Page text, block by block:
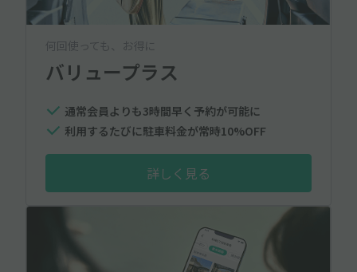
何回使っても、お得に
バリュープラス
通常会員よりも3時間早く予約が可能に
利用するたびに駐車料金が常時10%OFF
詳しく見る